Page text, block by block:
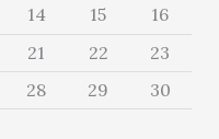
14 15
16
21 22
23
28 29
30